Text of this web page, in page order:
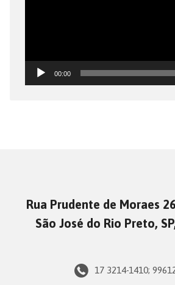
00:00
Rua Prudente de Moraes
São José do Rio Preto,
17 3214-1410;